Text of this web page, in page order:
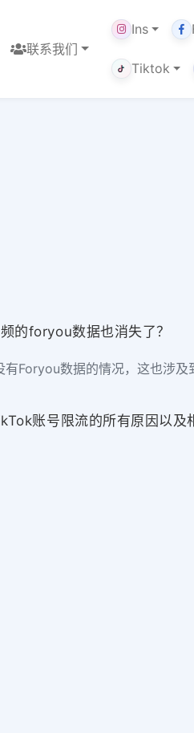
联系我们
Ins
Tiktok
的foryou数据也消失了？
Foryou数据的情况，这也涉及
账号限流的所有原因以及